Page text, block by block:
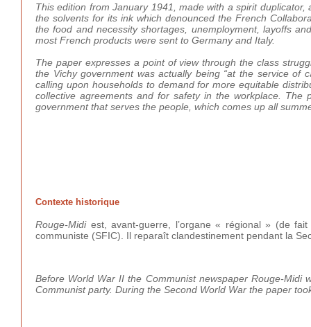
This edition from January 1941, made with a spirit
the solvents for its ink which denounced the French
the food and necessity shortages, unemployment, layoffs
most French products were sent to Germany and Italy.
The paper expresses a point of view through the class
the Vichy government was actually being “at the service of
calling upon households to demand for more equitable
collective agreements and for safety in the workplace.
government that serves the people, which comes up all
Contexte historique
Rouge-Midiest, avant-guerre, l’organe « régional » (de fait
communiste (SFIC). Il reparaît clandestinement pendant la
Before World War II the Communist newspaper Rouge-
Communist party. During the Second World War the paper